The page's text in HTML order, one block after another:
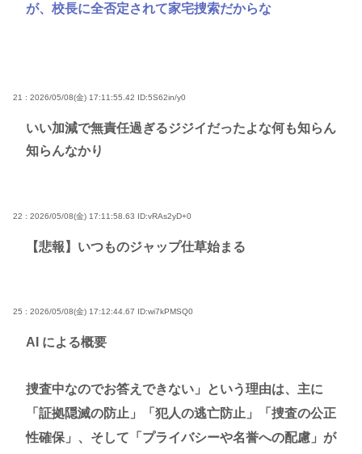
が、校長に全否定されて家宅捜索だからな
21 : 2026/05/08(金) 17:11:55.42 ID:5S62in/y0
いい加減で無責任過ぎるジジイだったよな何も知らん
知らんなかり
22 : 2026/05/08(金) 17:11:58.63 ID:vRAs2yD+0
【悲報】いつものジャップ仕草始まる
25 : 2026/05/08(金) 17:12:44.67 ID:wi7kPMSQ0
AI による概要
捜査中なのでお答えできない」という理由は、主に
「証拠隠滅の防止」「犯人の逃亡防止」「捜査の公正
性確保」、そして「プライバシーや名誉への配慮」が